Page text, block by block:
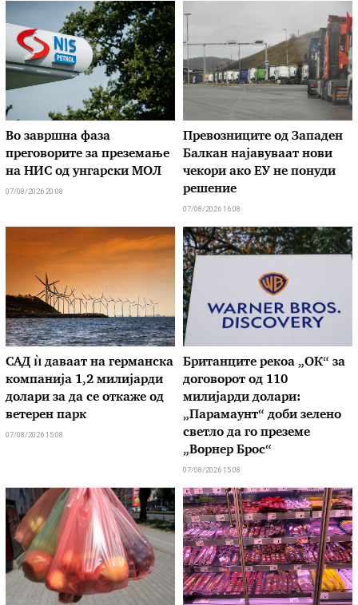
Во завршна фаза
преговорите за преземање
на НИС од унгарски МОЛ
07/08/2026 20:08
Превозниците од Западен
Балкан најавуваат нови
чекори ако ЕУ не понуди
решение
07/08/2026 16:08
САД ѝ даваат на германска
компанија 1,2 милијарди
долари за да се откаже од
ветерен парк
07/08/2026 15:08
Британците рекоа „ОК“ за
договорот од 110
милијарди долари:
„Парамаунт“ доби зелено
светло да го преземе
„Ворнер Брос“
07/08/2026 15:08